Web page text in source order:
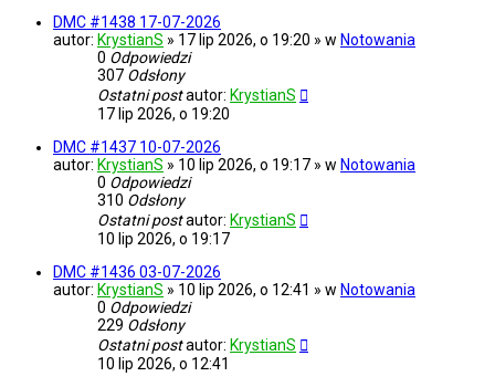
DMC #1438 17-07-2026
autor: KrystianS » 17 lip 2026, o 19:20 » w Notowania
0 Odpowiedzi
307 Odsłony
Ostatni postautor: KrystianS
17 lip 2026, o 19:20
DMC #1437 10-07-2026
autor: KrystianS » 10 lip 2026, o 19:17 » w Notowania
0 Odpowiedzi
310 Odsłony
Ostatni postautor: KrystianS
10 lip 2026, o 19:17
DMC #1436 03-07-2026
autor: KrystianS » 10 lip 2026, o 12:41 » w Notowania
0 Odpowiedzi
229 Odsłony
Ostatni postautor: KrystianS
10 lip 2026, o 12:41